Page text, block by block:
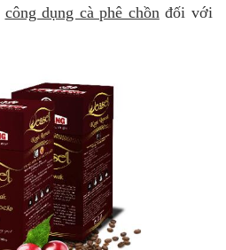
công dụng cà phê chồn đối với